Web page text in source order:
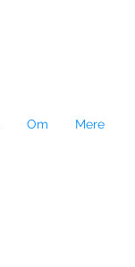
Om Mere